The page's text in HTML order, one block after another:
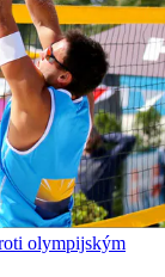
olympijským